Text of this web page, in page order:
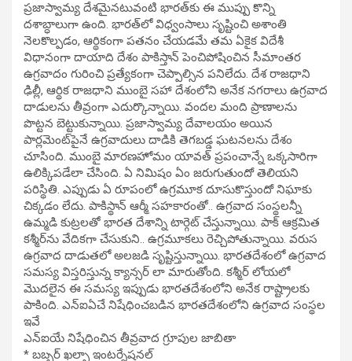
ప్రజాస్వామ్య దేశమైనటువంటి భారత్‌కు ఈ ముప్పు కొన్ని
దశాబ్ధాలుగా ఉంది. భారత్‌లో విధ్వంసాలు సృష్టించి అశాంతి
నెలకొల్పడం, ఆర్థికంగా పతనం చేయడమే తమ ఏకైక విదేశీ
విధానంగా దాయాది దేశం పాకిస్తాన్ పెంచిపోషించిన సీమాంతర
ఉగ్రవాదం గురించి ప్రత్యేకంగా చెప్పాల్సిన పనిలేదు. దేశ రాజధాని
ఢిల్లీ, ఆర్థిక రాజధాని ముంబై సహా దేశంలోని అనేక నగరాలు ఉగ్రవాద
దాడులను తీవ్రంగా ఎదుర్కొన్నాయి. వందల మంది ప్రాణాలను
పొట్టన బెట్టుకున్నాయి. ప్రజాస్వామ్య దేవాలయం అయిన
పార్లమెంట్‌పైనే ఉగ్రవాదులు దాడికి తెగబడ్డ ఘటనలను దేశం
చూసింది. ముంబై మారణహోమం యావత్ ప్రపంచాన్నే ఒక్కసారిగా
ఉలిక్కిపడేలా చేసింది. ఏ నిమిషం ఏం జరుగుతుందో తెలియని
పరిస్థితి. ఎప్పుడు ఏ రూపంలో ఉగ్రమూక దూసుకొస్తుందో నిఘాకు
చిక్కడం లేదు. పాకిస్థాన్ ఆర్మీ సహకారంతో.. ఉగ్రవాద సంస్థలన్నీ
ఉమ్మడి కుట్రలతో భారత దేశాన్ని టార్గెట్‌ చేస్తున్నాయి. పాక్ ఆక్రమిత
కశ్మీర్‌ను వేదికగా చేసుకుని.. ఉగ్రమూకలు రెచ్చిపోతున్నాయి. వరుస
ఉగ్రవాద దాడుతలో అలజడి సృష్టిస్తున్నాయి. భారతదేశంలో ఉగ్రవాద
సమస్య విస్తరిస్తున్న క్యాన్సర్ లా మారుతోంది. కశ్మీర్ లోయలో
మొదలైన ఈ సమస్య ఇప్పుడు భారతదేశంలోని అనేక రాష్ట్రాలకు
పాకింది. ఎన్ఐఏచే నిషేధించబడిన భారతదేశంలోని ఉగ్రవాద సంస్థల
ఇవే
ఎన్ఐయే నిషేధించిన తీవ్రవాద గ్రూపుల జాబితా
* బబ్బర్ ఖల్సా ఇంటర్నేషనల్